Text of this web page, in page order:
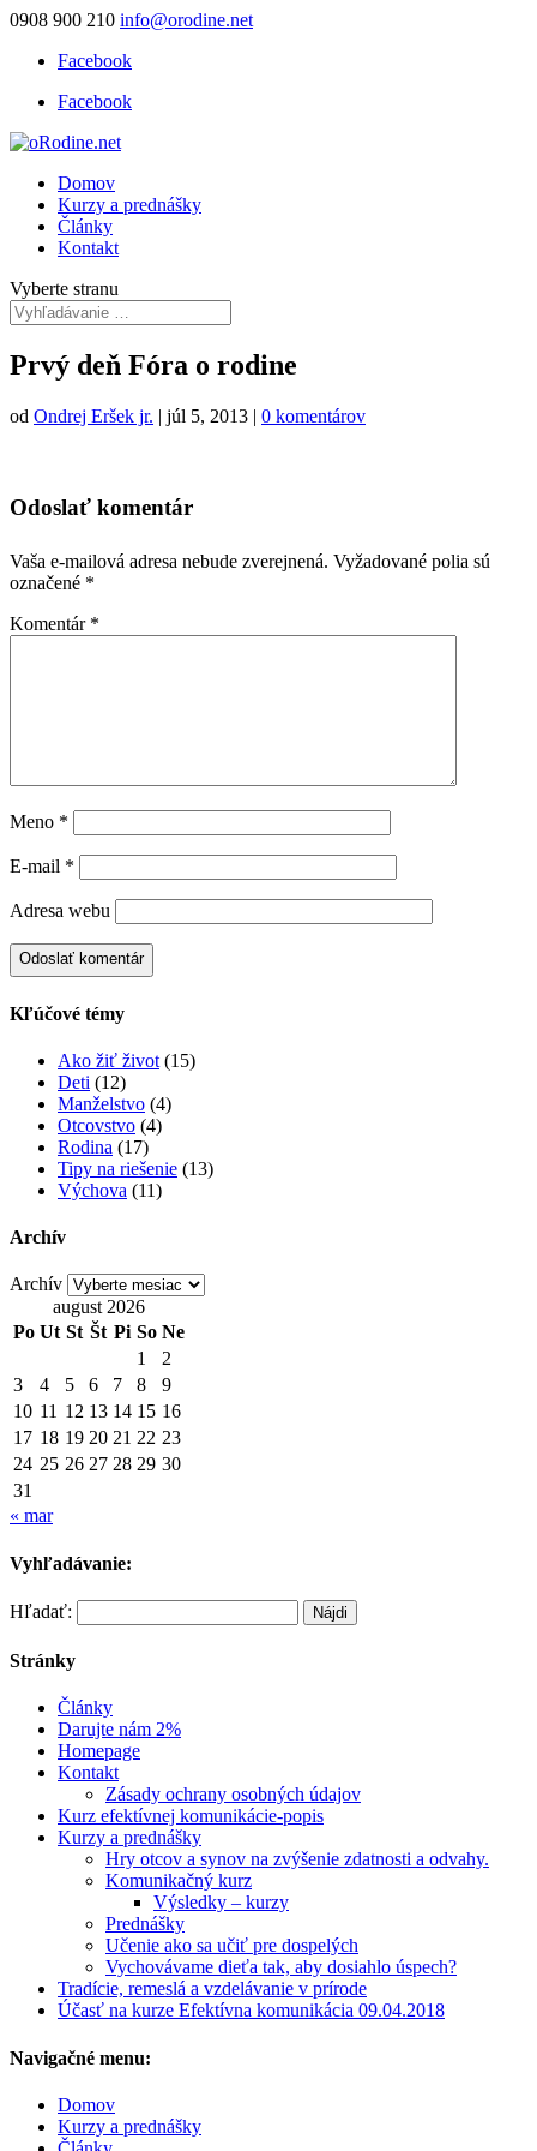
0908 900 210 info@orodine.net
Facebook
Facebook
Domov
Kurzy a prednášky
Články
Kontakt
Vyberte stranu
Prvý deň Fóra o rodine
od Ondrej Eršek jr. | júl 5, 2013 | 0 komentárov
Odoslať komentár
Vaša e-mailová adresa nebude zverejnená. Vyžadované polia sú
označené *
Komentár *
Meno *
E-mail *
Adresa webu
Kľúčové témy
Ako žiť život (15)
Deti (12)
Manželstvo (4)
Otcovstvo (4)
Rodina (17)
Tipy na riešenie (13)
Výchova (11)
Archív
Archív
august 2026
Po Ut St Št Pi So Ne
1
2
3
4 5 6 7 8
9
10 11 12 13 14 15 16
17 18 19 20 21 22 23
24 25 26 27 28 29 30
31
« mar
Vyhľadávanie:
Hľadať:
Stránky
Články
Darujte nám 2%
Homepage
Kontakt
Zásady ochrany osobných údajov
Kurz efektívnej komunikácie-popis
Kurzy a prednášky
Hry otcov a synov na zvýšenie zdatnosti a odvahy.
Komunikačný kurz
Výsledky – kurzy
Prednášky
Učenie ako sa učiť pre dospelých
Vychovávame dieťa tak, aby dosiahlo úspech?
Tradície, remeslá a vzdelávanie v prírode
Účasť na kurze Efektívna komunikácia 09.04.2018
Navigačné menu:
Domov
Kurzy a prednášky